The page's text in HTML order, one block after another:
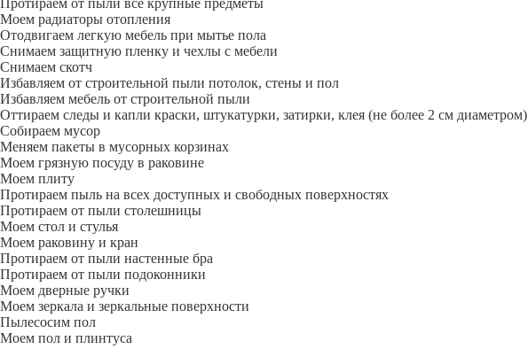
Протираем от пыли все крупные предметы
Моем радиаторы отопления
Отодвигаем легкую мебель при мытье пола
Снимаем защитную пленку и чехлы с мебели
Снимаем скотч
Избавляем от строительной пыли потолок, стены и пол
Избавляем мебель от строительной пыли
Оттираем следы и капли краски, штукатурки, затирки, клея (не более 2 см диаметром)
Собираем мусор
Меняем пакеты в мусорных корзинах
Моем грязную посуду в раковине
Моем плиту
Протираем пыль на всех доступных и свободных поверхностях
Протираем от пыли столешницы
Моем стол и стулья
Моем раковину и кран
Протираем от пыли настенные бра
Протираем от пыли подоконники
Моем дверные ручки
Моем зеркала и зеркальные поверхности
Пылесосим пол
Моем пол и плинтуса